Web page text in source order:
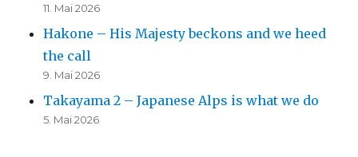
11. Mai 2026
Hakone – His Majesty beckons and we heed
the call
9. Mai 2026
Takayama 2 – Japanese Alps is what we do
5. Mai 2026